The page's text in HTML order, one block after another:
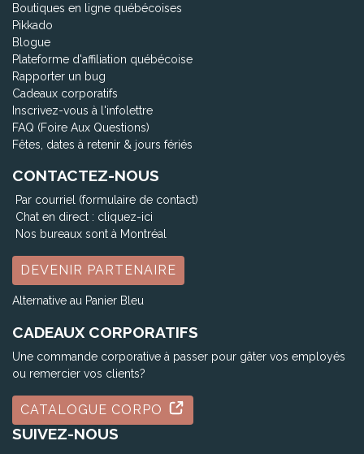
Boutiques en ligne québécoises
Pikkado
Blogue
Plateforme d'affiliation québécoise
Rapporter un bug
Cadeaux corporatifs
Inscrivez-vous à l'infolettre
FAQ (Foire Aux Questions)
Fêtes, dates à retenir & jours fériés
CONTACTEZ-NOUS
Par courriel (formulaire de contact)
Chat en direct : cliquez-ici
Nos bureaux sont à Montréal
DEVENIR PARTENAIRE
Alternative au Panier Bleu
CADEAUX CORPORATIFS
Une commande corporative à passer pour gâter vos employés
ou remercier vos clients?
CATALOGUE CORPO
SUIVEZ-NOUS